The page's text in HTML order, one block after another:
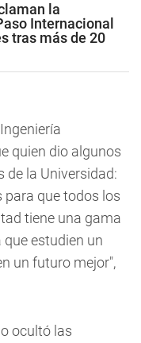
la
Internacional
tras más de 20
quien dio algunos
de la Universidad:
que todos los
tiene una gama
estudien un
un futuro mejor",
ocultó las